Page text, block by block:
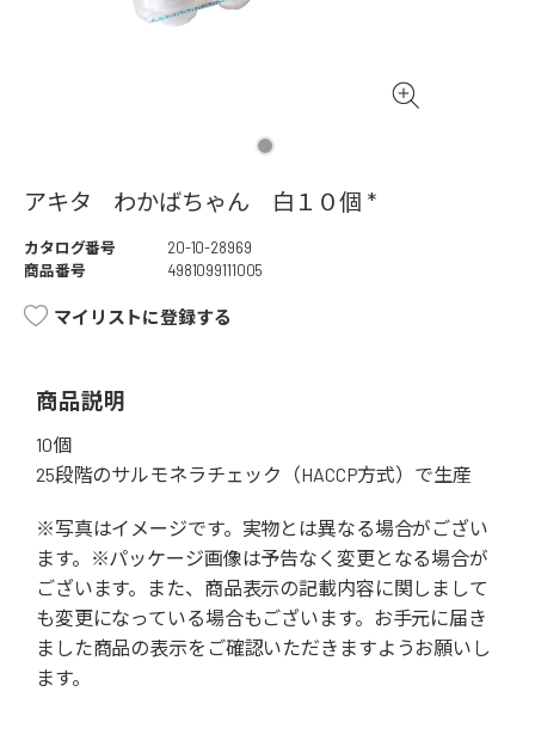
アキタ わかばちゃん 白１０個 *
カタログ番号
20-10-28969
商品番号
4981099111005
マイリストに登録する
商品説明
10個
25段階のサルモネラチェック（HACCP方式）で生産
※写真はイメージです。実物とは異なる場合がござい
ます。※パッケージ画像は予告なく変更となる場合が
ございます。また、商品表示の記載内容に関しまして
も変更になっている場合もございます。お手元に届き
ました商品の表示をご確認いただきますようお願いし
ます。